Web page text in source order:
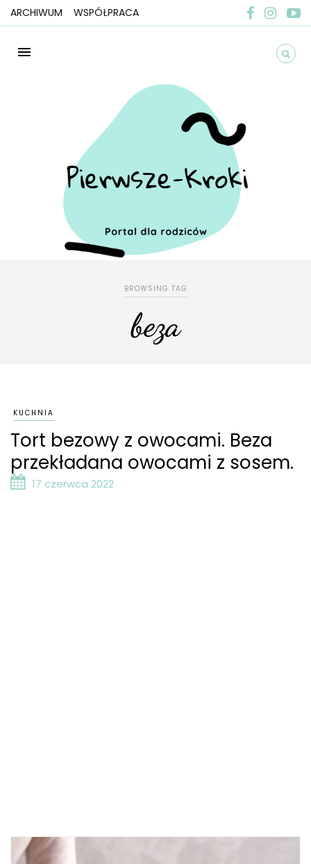
ARCHIWUM WSPÓŁPRACA
BROWSING TAG
beza
KUCHNIA
Tort bezowy z owocami. Beza
przekładana owocami z sosem.
17 czerwca 2022